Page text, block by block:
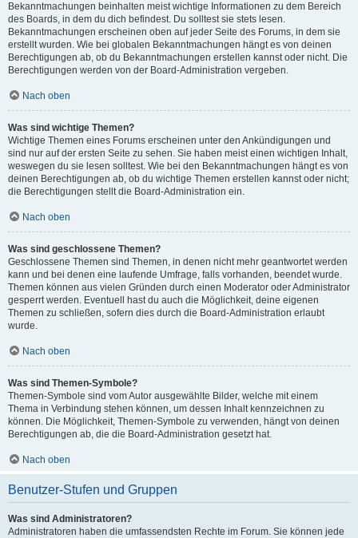
Bekanntmachungen beinhalten meist wichtige Informationen zu dem Bereich
des Boards, in dem du dich befindest. Du solltest sie stets lesen.
Bekanntmachungen erscheinen oben auf jeder Seite des Forums, in dem sie
erstellt wurden. Wie bei globalen Bekanntmachungen hängt es von deinen
Berechtigungen ab, ob du Bekanntmachungen erstellen kannst oder nicht. Die
Berechtigungen werden von der Board-Administration vergeben.
Nach oben
Was sind wichtige Themen?
Wichtige Themen eines Forums erscheinen unter den Ankündigungen und
sind nur auf der ersten Seite zu sehen. Sie haben meist einen wichtigen Inhalt,
weswegen du sie lesen solltest. Wie bei den Bekanntmachungen hängt es von
deinen Berechtigungen ab, ob du wichtige Themen erstellen kannst oder nicht;
die Berechtigungen stellt die Board-Administration ein.
Nach oben
Was sind geschlossene Themen?
Geschlossene Themen sind Themen, in denen nicht mehr geantwortet werden
kann und bei denen eine laufende Umfrage, falls vorhanden, beendet wurde.
Themen können aus vielen Gründen durch einen Moderator oder Administrator
gesperrt werden. Eventuell hast du auch die Möglichkeit, deine eigenen
Themen zu schließen, sofern dies durch die Board-Administration erlaubt
wurde.
Nach oben
Was sind Themen-Symbole?
Themen-Symbole sind vom Autor ausgewählte Bilder, welche mit einem
Thema in Verbindung stehen können, um dessen Inhalt kennzeichnen zu
können. Die Möglichkeit, Themen-Symbole zu verwenden, hängt von deinen
Berechtigungen ab, die die Board-Administration gesetzt hat.
Nach oben
Benutzer-Stufen und Gruppen
Was sind Administratoren?
Administratoren haben die umfassendsten Rechte im Forum. Sie können jede